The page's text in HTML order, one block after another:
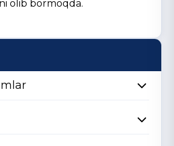
olib bormoqda.